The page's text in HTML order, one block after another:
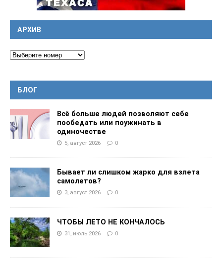
АРХИВ
БЛОГ
Всё больше людей позволяют себе
пообедать или поужинать в
одиночестве
5, август 2026 0
Бывает ли слишком жарко для взлета
самолетов?
3, август 2026 0
ЧТОБЫ ЛЕТО НЕ КОНЧАЛОСЬ
31, июль 2026 0